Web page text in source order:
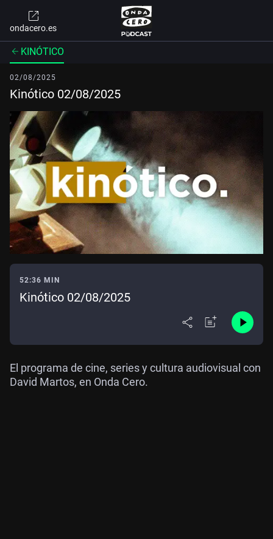
ondacero.es
KINÓTICO
02/08/2025
Kinótico 02/08/2025
52:36 MIN
Kinótico 02/08/2025
El programa de cine, series y cultura audiovisual con
David Martos, en Onda Cero.